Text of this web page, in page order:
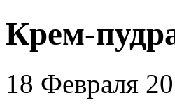
Крем-
18 Февраля